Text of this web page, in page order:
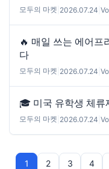
모두의 마켓 2026.07.24
🔥 매일 쓰는 에어프
다
모두의 마켓 2026.07.24
🎓 미국 유학생 체류
모두의 마켓 2026.07.24
1 2 3 4